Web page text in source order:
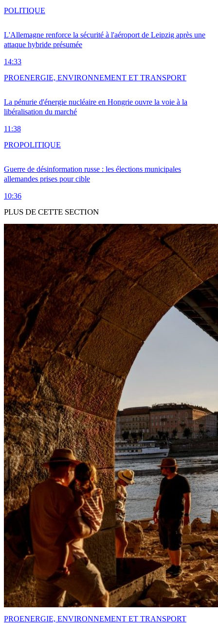
L'Allemagne renforce la sécurité à l'aéroport de Leipzig après une
attaque hybride présumée
14:33
POLITIQUE
La pénurie d'énergie nucléaire en Hongrie ouvre la voie à la
libéralisation du marché
11:38
PROENERGIE, ENVIRONNEMENT ET TRANSPORT
Guerre de désinformation russe : les élections municipales
allemandes prises pour cible
10:36
PROPOLITIQUE
PLUS DE CETTE SECTION
PROENERGIE, ENVIRONNEMENT ET TRANSPORT